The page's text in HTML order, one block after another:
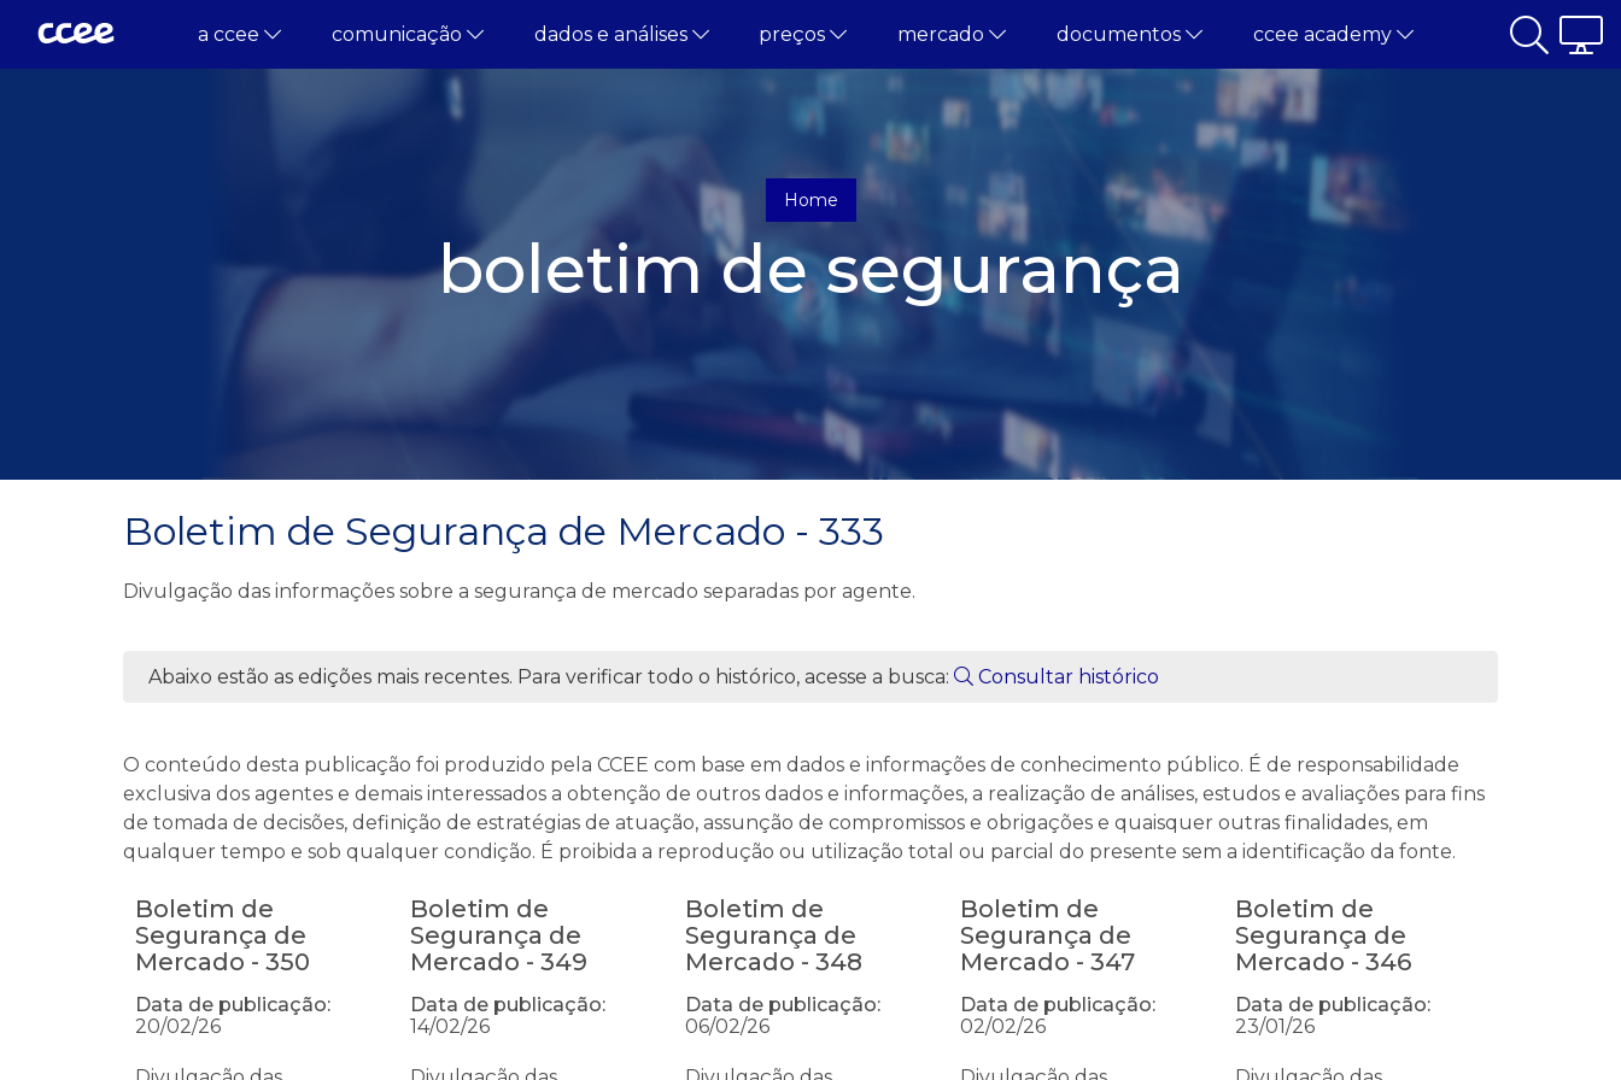
a ccee comunicação dados e análises preços mercado documentos ccee academy
Home
boletim de segurança
Boletim de Segurança de Mercado - 333
Divulgação das informações sobre a segurança de mercado separadas por agente.
Abaixo estão as edições mais recentes. Para verificar todo o histórico, acesse a busca: Consultar histórico
O conteúdo desta publicação foi produzido pela CCEE com base em dados e informações de conhecimento público. É de responsabilidade
exclusiva dos agentes e demais interessados a obtenção de outros dados e informações, a realização de análises, estudos e avaliações para fins
de tomada de decisões, definição de estratégias de atuação, assunção de compromissos e obrigações e quaisquer outras finalidades, em
qualquer tempo e sob qualquer condição. É proibida a reprodução ou utilização total ou parcial do presente sem a identificação da fonte.
Boletim de
Segurança de
Mercado - 350
Data de publicação:
20/02/26
Boletim de
Segurança de
Mercado - 349
Data de publicação:
14/02/26
Boletim de
Segurança de
Mercado - 348
Data de publicação:
06/02/26
Boletim de
Segurança de
Mercado - 347
Data de publicação:
02/02/26
Boletim de
Segurança de
Mercado - 346
Data de publicação:
23/01/26